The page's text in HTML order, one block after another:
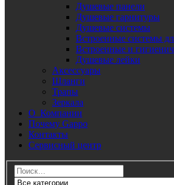
Душевые панели
Душевые гарнитуры
Душевые системы
Встроенные системы
Встроенные и
Душевые лейки
Аксессуары
Шланги
Трапы
Зеркала
О Компании
Почему Gappo
Контакты
Сервисный центр